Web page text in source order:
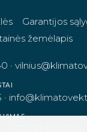
Garantijos
žemėlapis
·
·